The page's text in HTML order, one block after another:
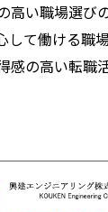
高い職場選び
して働ける職
感の高い転職